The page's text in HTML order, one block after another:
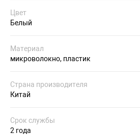
Цвет
Белый
Материал
микроволокно, пластик
Страна производителя
Китай
Срок службы
2 года